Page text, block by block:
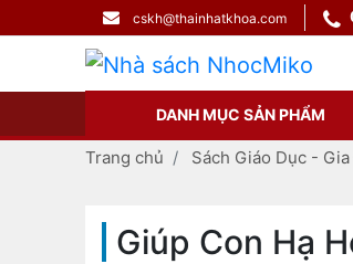
cskh@thainhatkhoa.com
DANH MỤC SẢN PHẨM
Trang chủ Sách Giáo Dục -
Giúp Con Hạ